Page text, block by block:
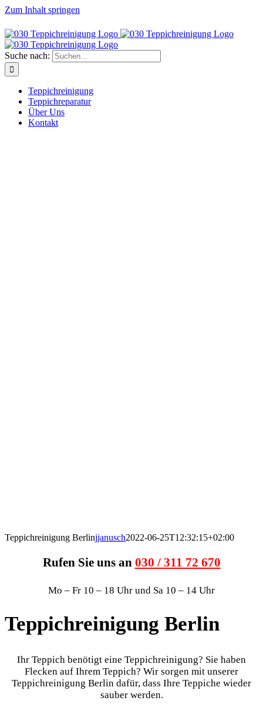
Zum Inhalt springen
Suche nach:
Teppichreinigung
Teppichreparatur
Über Uns
Kontakt
Teppichreinigung Berlinjjanusch2022-06-25T12:32:15+02:00
Rufen Sie uns an 030 / 311 72 670
Mo – Fr 10 – 18 Uhr und Sa 10 – 14 Uhr
Teppichreinigung Berlin
Ihr Teppich benötigt eine Teppichreinigung? Sie haben
Flecken auf Ihrem Teppich? Wir sorgen mit unserer
Teppichreinigung Berlin dafür, dass Ihre Teppiche wieder
sauber werden.